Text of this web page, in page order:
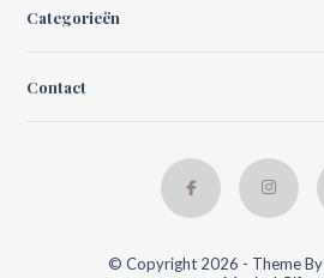
Categorieën
Contact
© Copyright 2026 - Theme By